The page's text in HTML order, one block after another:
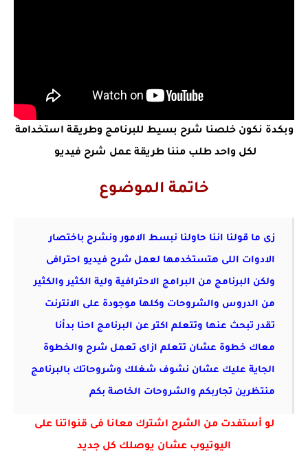
وبكدة نكون خلصنا شرح بسيط للبرنامج وطريقة استخدامة
لكل واحد طلب مننا طريقة عمل شرح فيديو
خاتمة الموضوع
زى ما قولنا اننا حاولنا نبسط الامور ونشرح باختصار
الادوات اللى هتستخدمها لعمل شرح فيديو احترافى
ولكن البرنامج من البرامج الاحترافية ولية الكثير والكثير
من الدروس والشروحات وكلها موجودة على الانترنت
تقدر تبحث عنها وتتعلم اكتر عن البرنامج احنا بدأنا
معاك خطوة عشان تتعلم ازاى تعمل شرح والخطوة
الجاية عليك عشان نشوف شغلك وشروحاتك بالبرنامج
منتظرين تجاربكم والشروحات الخاصة بكم
لو أستفدت من الشرح اشترك معانا فى قنواتنا على
اليوتيوب عشان يوصلك كل جديد